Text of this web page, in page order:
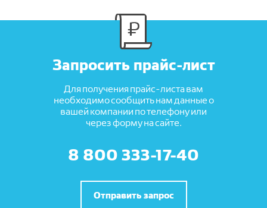
Запросить прайс-лист
Для получения прайс-листа вам
необходимо сообщить нам данные о
вашей компании по телефону или
через форму на сайте.
8 800 333-17-40
Отправить запрос